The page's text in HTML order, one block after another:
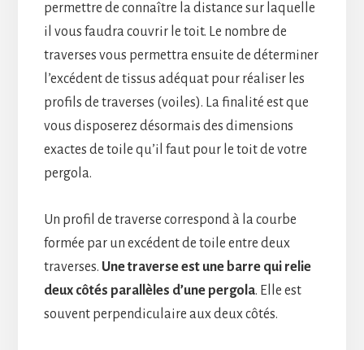
permettre de connaître la distance sur laquelle
il vous faudra couvrir le toit. Le nombre de
traverses vous permettra ensuite de déterminer
l’excédent de tissus adéquat pour réaliser les
profils de traverses (voiles). La finalité est que
vous disposerez désormais des dimensions
exactes de toile qu’il faut pour le toit de votre
pergola.
Un profil de traverse correspond à la courbe
formée par un excédent de toile entre deux
traverses. Une traverse est une barre qui relie
deux côtés parallèles d’une pergola. Elle est
souvent perpendiculaire aux deux côtés.